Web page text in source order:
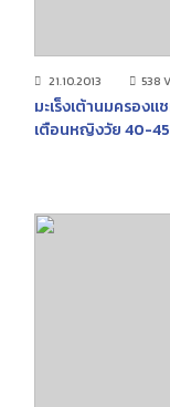
21.10.2013 538
มะเร็งเต้านมครอง
เตือนหญิงวัย 40-